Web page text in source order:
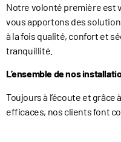
Notre volonté première est
vous apportons des
à la fois qualité, confort et
tranquillité.
L’ensemble de nos
Toujours à l’écoute et
efficaces, nos clients font